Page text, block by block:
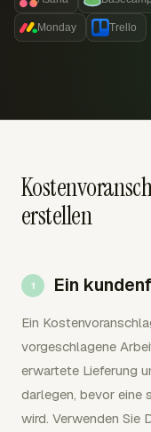
Monday Trello
erstellen
Ein
Ein
vorgeschlagene
erwartete Lieferung
darlegen, bevor eine
wird. Verwenden Sie